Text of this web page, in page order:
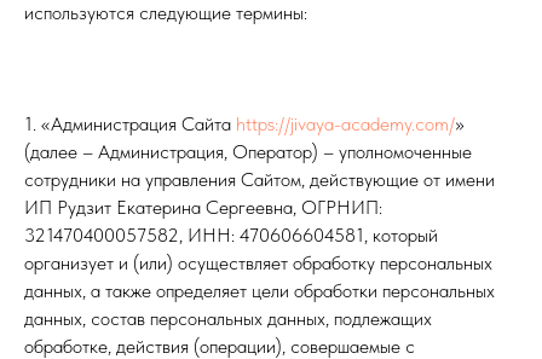
используются следующие термины:
1. «Администрация Сайта https://jivaya-academy.com/»
(далее – Администрация, Оператор) – уполномоченные
сотрудники на управления Сайтом, действующие от имени
ИП Рудзит Екатерина Сергеевна, ОГРНИП:
321470400057582, ИНН: 470606604581, который
организует и (или) осуществляет обработку персональных
данных, а также определяет цели обработки персональных
данных, состав персональных данных, подлежащих
обработке, действия (операции), совершаемые с